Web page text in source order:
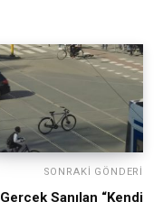
SONRAKI GÖNDERI
Gerçek Sanılan “Kendi